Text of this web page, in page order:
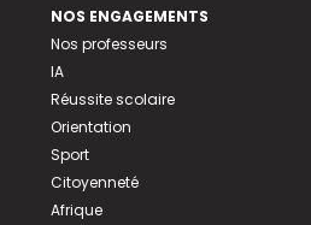
NOS ENGAGEMENTS
Nos professeurs
IA
Réussite scolaire
Orientation
Sport
Citoyenneté
Afrique